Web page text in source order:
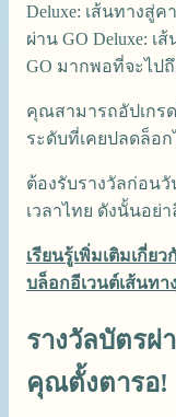
Deluxe: เส้นทางสู่
ผ่าน GO Deluxe: เ
GO มากพอที่จะไป
คุณสามารถอัปเกร
ระดับที่เคยปลดล็อ
ต้องรับรางวัลก่อนวั
เวลาไทย ดังนั้นอย่
เรียนรู้เพิ่มเติมเกี่ย
บล็อกอีเวนต์เส้นทา
รางวัลบัตรผ่
คุณตั้งตารอ!